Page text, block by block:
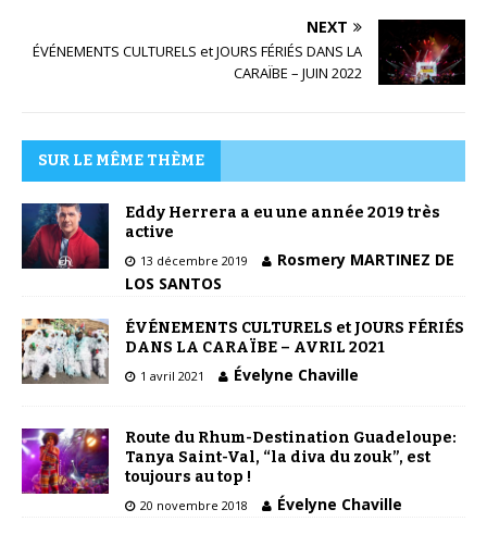
NEXT
ÉVÉNEMENTS CULTURELS et JOURS FÉRIÉS DANS LA
CARAÏBE – JUIN 2022
SUR LE MÊME THÈME
Eddy Herrera a eu une année 2019 très
active
13 décembre 2019
Rosmery MARTINEZ DE
LOS SANTOS
ÉVÉNEMENTS CULTURELS et JOURS FÉRIÉS
DANS LA CARAÏBE – AVRIL 2021
1 avril 2021 Évelyne Chaville
Route du Rhum-Destination Guadeloupe:
Tanya Saint-Val, “la diva du zouk”, est
toujours au top !
20 novembre 2018 Évelyne Chaville